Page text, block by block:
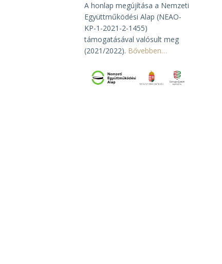
A honlap megújítása a Nemzeti
Együttműködési Alap (NEAO-
KP-1-2021-2-1455)
támogatásával valósult meg
(2021/2022). Bővebben…